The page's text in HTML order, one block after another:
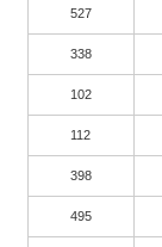
527
338
102
112
398
495